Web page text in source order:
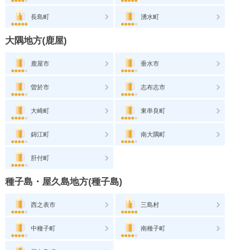
長島町 湧水町
大隅地方(鹿屋)
鹿屋市 垂水市
曽於市 志布志市
大崎町 東串良町
錦江町 南大隅町
肝付町
種子島・屋久島地方(種子島)
西之表市 三島村
中種子町 南種子町